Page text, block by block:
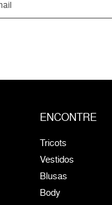
ENCONTRE
Tricots
Vestidos
Blusas
Body